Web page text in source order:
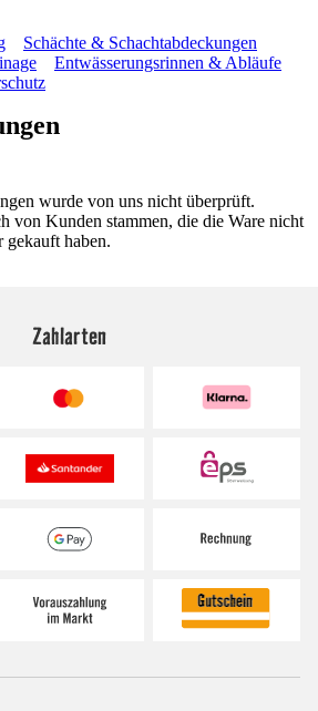
Schächte & Schachtabdeckungen
Entwässerungsrinnen & Abläufe
wurde von uns nicht überprüft.
von Kunden stammen, die die Ware nicht
gekauft haben.
Zahlarten